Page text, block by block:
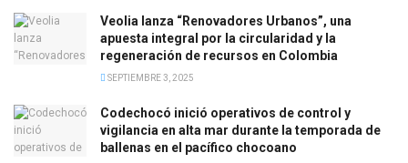
Veolia lanza “Renovadores Urbanos”, una
apuesta integral por la circularidad y la
regeneración de recursos en Colombia
SEPTIEMBRE 3, 2025
Codechocó inició operativos de control y
vigilancia en alta mar durante la temporada de
ballenas en el pacífico chocoano